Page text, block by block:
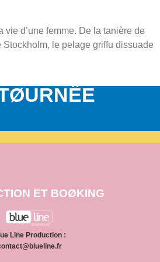
vie d’une femme. De la tanière de
Stockholm, le pelage griffu dissuade
ET BOØKING
Line Production :